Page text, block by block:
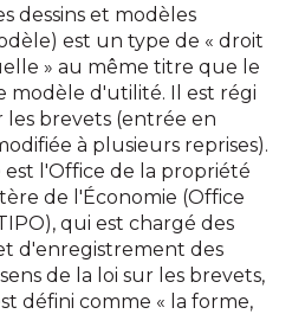
dessins et modèles
est un type de « droit
» au même titre que le
modèle d'utilité. Il est régi
les brevets (entrée en
à plusieurs reprises).
l'Office de la propriété
de l'Économie (Office
qui est chargé des
d'enregistrement des
de la loi sur les brevets,
défini comme « la forme,